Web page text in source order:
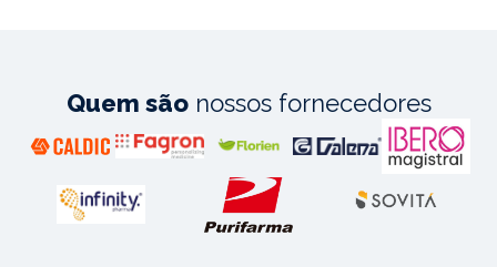
Quem sãonossos fornecedores